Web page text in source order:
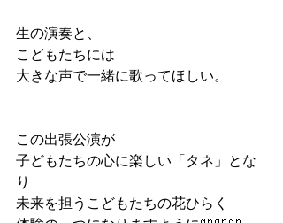
生の演奏と、
こどもたちには
大きな声で一緒に歌ってほしい。
この出張公演が
子どもたちの心に楽しい「タネ」とな
り
未来を担うこどもたちの花ひらく